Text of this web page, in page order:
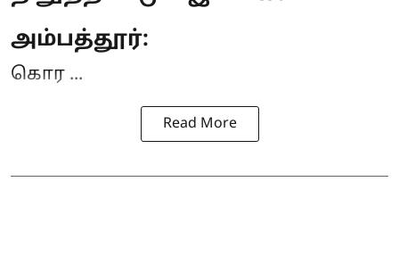
அம்பத்தூர்:
கொர ...
Read More